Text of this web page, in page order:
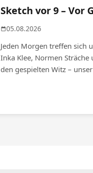
Sketch vor 9 – Vor
05.08.2026
Jeden Morgen treffen sich
Inka Klee, Normen
den gespielten Witz –